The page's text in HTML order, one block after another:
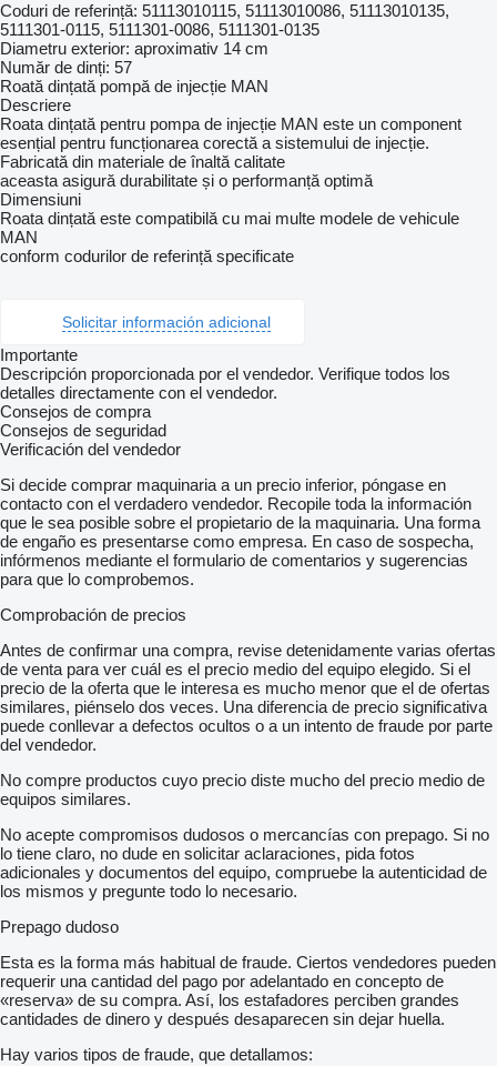
Coduri de referință: 51113010115, 51113010086, 51113010135,
5111301-0115, 5111301-0086, 5111301-0135
Diametru exterior: aproximativ 14 cm
Număr de dinți: 57
Roată dințată pompă de injecție MAN
Descriere
Roata dințată pentru pompa de injecție MAN este un component
esențial pentru funcționarea corectă a sistemului de injecție.
Fabricată din materiale de înaltă calitate
aceasta asigură durabilitate și o performanță optimă
Dimensiuni
Roata dințată este compatibilă cu mai multe modele de vehicule
MAN
conform codurilor de referință specificate
Solicitar información adicional
Importante
Descripción proporcionada por el vendedor. Verifique todos los
detalles directamente con el vendedor.
Consejos de compra
Consejos de seguridad
Verificación del vendedor
Si decide comprar maquinaria a un precio inferior, póngase en
contacto con el verdadero vendedor. Recopile toda la información
que le sea posible sobre el propietario de la maquinaria. Una forma
de engaño es presentarse como empresa. En caso de sospecha,
infórmenos mediante el formulario de comentarios y sugerencias
para que lo comprobemos.
Comprobación de precios
Antes de confirmar una compra, revise detenidamente varias ofertas
de venta para ver cuál es el precio medio del equipo elegido. Si el
precio de la oferta que le interesa es mucho menor que el de ofertas
similares, piénselo dos veces. Una diferencia de precio significativa
puede conllevar a defectos ocultos o a un intento de fraude por parte
del vendedor.
No compre productos cuyo precio diste mucho del precio medio de
equipos similares.
No acepte compromisos dudosos o mercancías con prepago. Si no
lo tiene claro, no dude en solicitar aclaraciones, pida fotos
adicionales y documentos del equipo, compruebe la autenticidad de
los mismos y pregunte todo lo necesario.
Prepago dudoso
Esta es la forma más habitual de fraude. Ciertos vendedores pueden
requerir una cantidad del pago por adelantado en concepto de
«reserva» de su compra. Así, los estafadores perciben grandes
cantidades de dinero y después desaparecen sin dejar huella.
Hay varios tipos de fraude, que detallamos: